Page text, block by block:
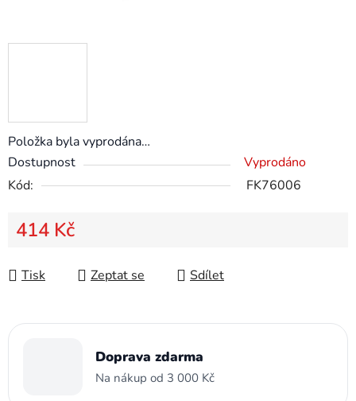
Položka byla vyprodána…
Dostupnost
Vyprodáno
Kód:
FK76006
414 Kč
Tisk
Zeptat se Sdílet
Doprava zdarma
Na nákup od 3 000 Kč